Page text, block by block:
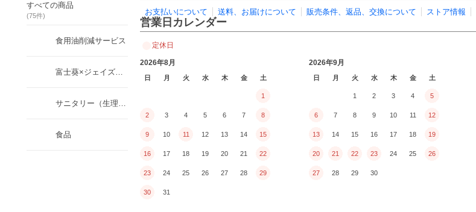
すべての商品
(75件)
食用油削減サービス
富士葵×ジェイズカレー
サニタリー（生理用品、衛生日用品）
食品
お支払いについて 送料、お届けについて 販売条件、返品、交換について ストア情報
営業日カレンダー
定休日
2026年8月
日 月 火 水 木 金 土
1
2 3 4 5 6 7 8
9 10 11 12 13 14 15
16 17 18 19 20 21 22
23 24 25 26 27 28 29
30 31
2026年9月
日 月 火 水 木 金 土
1 2 3 4 5
6 7 8 9 10 11 12
13 14 15 16 17 18 19
20 21 22 23 24 25 26
27 28 29 30